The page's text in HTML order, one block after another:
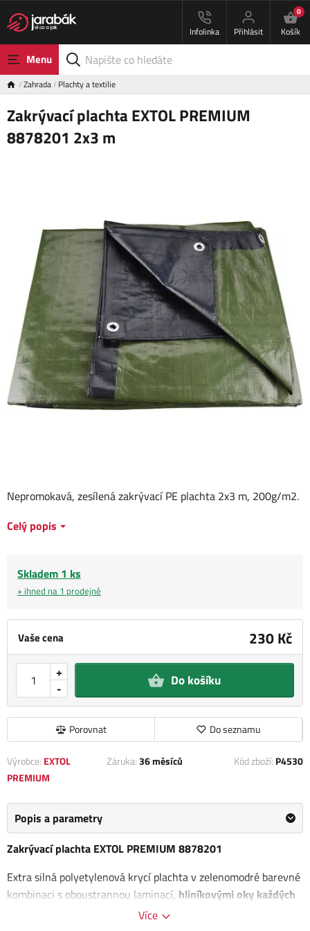
Infolinka Přihlásit
0
Košík
Menu
Zahrada Plachty a textilie
Zakrývací plachta EXTOL PREMIUM
8878201 2x3 m
Vaše cena 230 Kč
-
+ Do košíku
Porovnat Do seznamu
Nepromokavá, zesílená zakrývací PE plachta 2x3 m, 200g/m2.
Celý popis
Skladem 1 ks
+ ihned na 1 prodejně
Výrobce: EXTOL
PREMIUM
Záruka:36 měsíců Kód zboží: P4530
Popis a parametry
Zakrývací plachta EXTOL PREMIUM 8878201
Extra silná polyetylenová krycí plachta v zelenomodré barevné
kombinaci s oboustrannou laminací, hliníkovými oky každých
Odchylka od udávaných
Více